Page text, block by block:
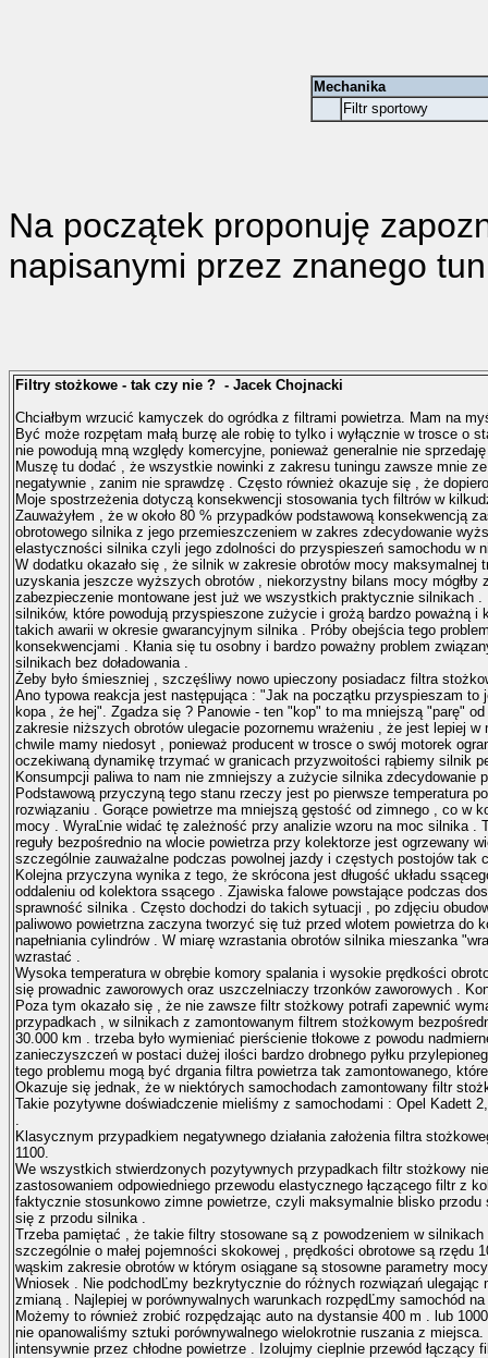
Mechanika
Filtr sportowy
Na początek proponuję
napisanymi przez znanego
Filtry stożkowe - tak czy nie ? - Jacek Chojnacki
Chciałbym wrzucić kamyczek do ogródka z filtrami powietrza. Mam na
Być może rozpętam małą burzę ale robię to tylko i wyłącznie w trosce
nie powodują mną względy komercyjne, ponieważ generalnie nie
Muszę tu dodać , że wszystkie nowinki z zakresu tuningu zawsze mnie
negatywnie , zanim nie sprawdzę . Często również okazuje się , że
Moje spostrzeżenia dotyczą konsekwencji stosowania tych filtrów w
Zauważyłem , że w około 80 % przypadków podstawową konsekwencją
obrotowego silnika z jego przemieszczeniem w zakres zdecydowanie
elastyczności silnika czyli jego zdolności do przyspieszeń samochodu w
W dodatku okazało się , że silnik w zakresie obrotów mocy
uzyskania jeszcze wyższych obrotów , niekorzystny bilans mocy
zabezpieczenie montowane jest już we wszystkich praktycznie silnikach
silników, które powodują przyspieszone zużycie i grożą bardzo poważną
takich awarii w okresie gwarancyjnym silnika . Próby obejścia tego
konsekwencjami . Kłania się tu osobny i bardzo poważny problem
silnikach bez doładowania .
Żeby było śmieszniej , szczęśliwy nowo upieczony posiadacz filtra
Ano typowa reakcja jest następująca : "Jak na początku przyspieszam
kopa , że hej". Zgadza się ? Panowie - ten "kop" to ma mniejszą "parę"
zakresie niższych obrotów ulegacie pozornemu wrażeniu , że jest lepiej
chwile mamy niedosyt , ponieważ producent w trosce o swój motorek
oczekiwaną dynamikę trzymać w granicach przyzwoitości rąbiemy silnik
Konsumpcji paliwa to nam nie zmniejszy a zużycie silnika
Podstawową przyczyną tego stanu rzeczy jest po pierwsze temperatura
rozwiązaniu . Gorące powietrze ma mniejszą gęstość od zimnego , co w
mocy . WyraĽnie widać tę zależność przy analizie wzoru na moc silnika
reguły bezpośrednio na wlocie powietrza przy kolektorze jest ogrzewany
szczególnie zauważalne podczas powolnej jazdy i częstych postojów
Kolejna przyczyna wynika z tego, że skrócona jest długość układu
oddaleniu od kolektora ssącego . Zjawiska falowe powstające podczas
sprawność silnika . Często dochodzi do takich sytuacji , po zdjęciu
paliwowo powietrzna zaczyna tworzyć się tuż przed wlotem powietrza
napełniania cylindrów . W miarę wzrastania obrotów silnika mieszanka
wzrastać .
Wysoka temperatura w obrębie komory spalania i wysokie prędkości
się prowadnic zaworowych oraz uszczelniaczy trzonków zaworowych .
Poza tym okazało się , że nie zawsze filtr stożkowy potrafi zapewnić
przypadkach , w silnikach z zamontowanym filtrem stożkowym
30.000 km . trzeba było wymieniać pierścienie tłokowe z powodu
zanieczyszczeń w postaci dużej ilości bardzo drobnego pyłku
tego problemu mogą być drgania filtra powietrza tak zamontowanego,
Okazuje się jednak, że w niektórych samochodach zamontowany filtr
Takie pozytywne doświadczenie mieliśmy z samochodami : Opel Kadett
.
Klasycznym przypadkiem negatywnego działania założenia filtra
1100.
We wszystkich stwierdzonych pozytywnych przypadkach filtr stożkowy
zastosowaniem odpowiedniego przewodu elastycznego łączącego filtr z
faktycznie stosunkowo zimne powietrze, czyli maksymalnie blisko
się z przodu silnika .
Trzeba pamiętać , że takie filtry stosowane są z powodzeniem w
szczególnie o małej pojemności skokowej , prędkości obrotowe są rzędu
wąskim zakresie obrotów w którym osiągane są stosowne parametry
Wniosek . Nie podchodĽmy bezkrytycznie do różnych rozwiązań
zmianą . Najlepiej w porównywalnych warunkach rozpędĽmy samochód
Możemy to również zrobić rozpędzając auto na dystansie 400 m . lub
nie opanowaliśmy sztuki porównywalnego wielokrotnie ruszania z
intensywnie przez chłodne powietrze . Izolujmy cieplnie przewód